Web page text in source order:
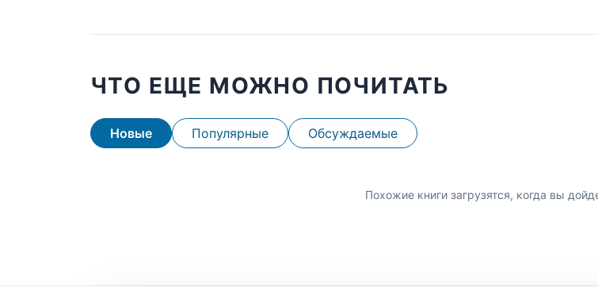
ЧТО ЕЩЕ МОЖНО ПОЧИТАТЬ
Новые Популярные Обсуждаемые
Похожие книги загрузятся, когда вы